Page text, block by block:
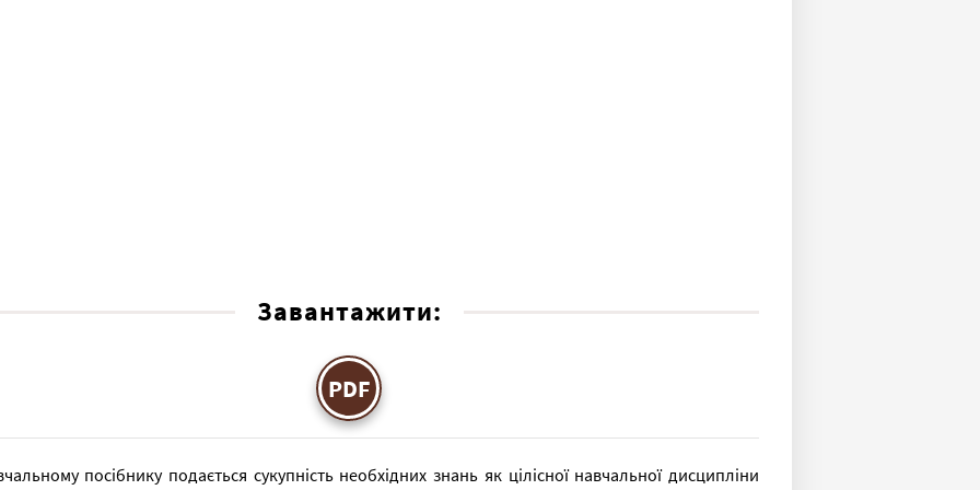
Завантажити:
PDF
посібнику подається сукупність необхідних знань як цілісної навчальної дисципліни